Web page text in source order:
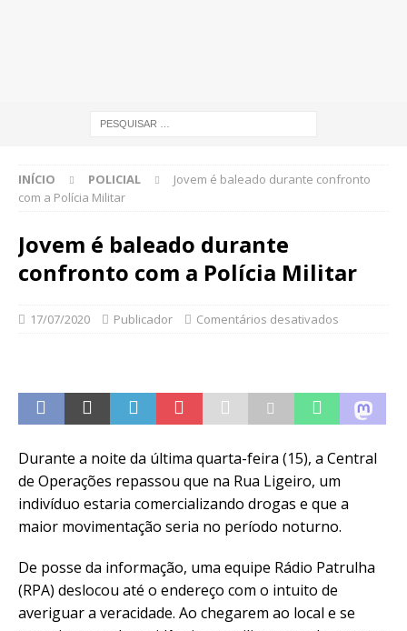
INÍCIO POLICIAL
Jovem é baleado durante confronto
com a Polícia Militar
Jovem é baleado durante
confronto com a Polícia Militar
17/07/2020 Publicador Comentários desativados
Durante a noite da última quarta-feira (15), a Central
de Operações repassou que na Rua Ligeiro, um
indivíduo estaria comercializando drogas e que a
maior movimentação seria no período noturno.
De posse da informação, uma equipe Rádio Patrulha
(RPA) deslocou até o endereço com o intuito de
averiguar a veracidade. Ao chegarem ao local e se